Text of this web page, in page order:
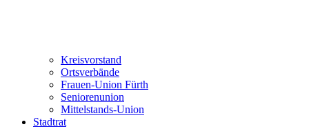
Kreisvorstand
Ortsverbände
Frauen-Union Fürth
Seniorenunion
Mittelstands-Union
Stadtrat